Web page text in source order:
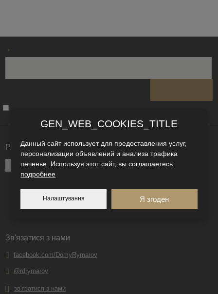
*
завантажити
форму.
Ряди будинків з RD Rýmařov
BUNGALOWS KUBIS FAMILY KLASIK
Зв'язатися з нами
facebook.com/DomyRymarov
@rdrymarov
зв'язатися з нами
GEN_WEB_COOKIES_TITLE
Данный сайт использует для предоставления услуг,
персонализации объявлений и анализа трафика
печенье. Используя этот сайт, вы соглашаетесь.
подробнее
Налаштування Я згоден